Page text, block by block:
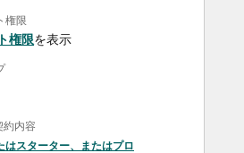
権限
権限を表示
約内容
はスターター、またはプロ